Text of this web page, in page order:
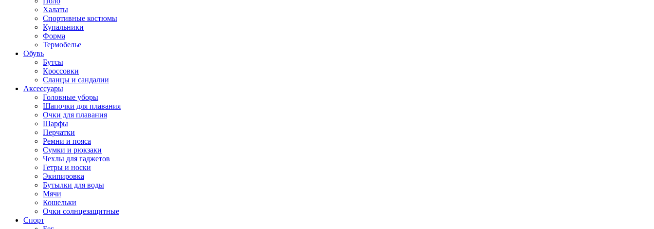
Халаты
Спортивные костюмы
Купальники
Форма
Термобелье
Обувь
Бутсы
Кроссовки
Сланцы и сандалии
Аксессуары
Головные уборы
Шапочки для плавания
Очки для плавания
Шарфы
Перчатки
Ремни и пояса
Сумки и рюкзаки
Чехлы для гаджетов
Гетры и носки
Экипировка
Бутылки для воды
Мячи
Кошельки
Очки солнцезащитные
Спорт